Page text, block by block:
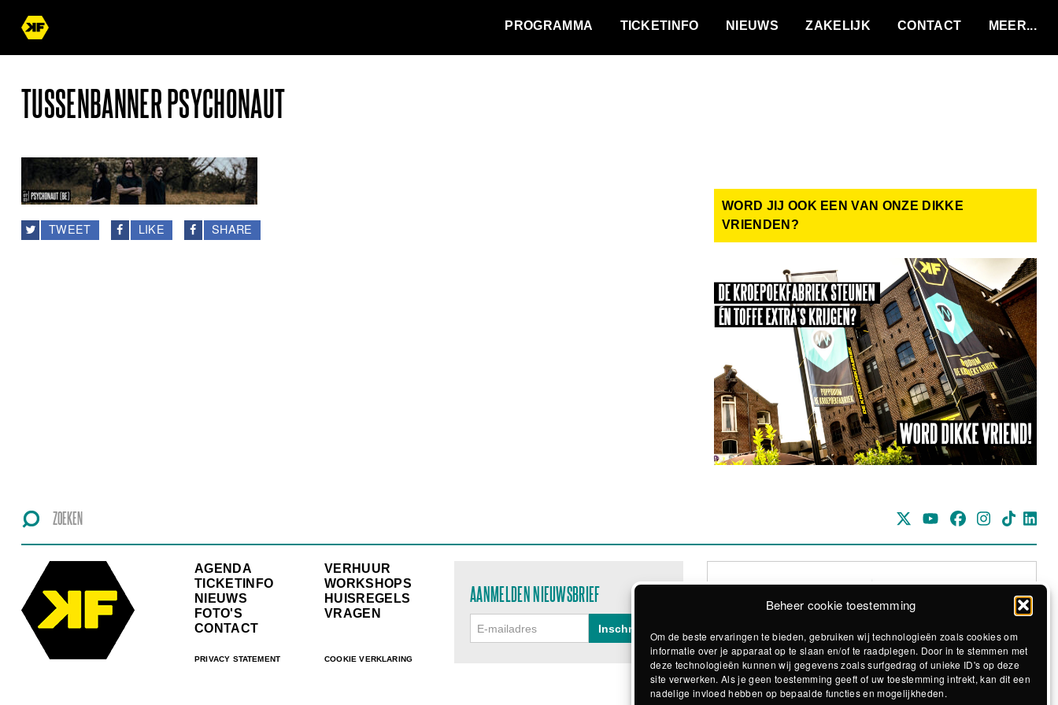
Beheer cookie toestemming
Om de beste ervaringen te bieden, gebruiken wij technologieën zoals cookies om
informatie over je apparaat op te slaan en/of te raadplegen. Door in te stemmen met
deze technologieën kunnen wij gegevens zoals surfgedrag of unieke ID's op deze
site verwerken. Als je geen toestemming geeft of uw toestemming intrekt, kan dit een
nadelige invloed hebben op bepaalde functies en mogelijkheden.
PROGRAMMA TICKETINFO NIEUWS ZAKELIJK CONTACT
TUSSENBANNER PSYCHONAUT
TWEET LIKE SHARE
WORD JIJ OOK EEN VAN ONZE DIKKE
VRIENDEN?
AGENDA
TICKETINFO
NIEUWS
FOTO'S
CONTACT
PRIVACY STATEMENT
VERHUUR
WORKSHOPS
HUISREGELS
VRAGEN
COOKIE VERKLARING
AANMELDEN NIEUWSBRIEF
Realisatie The MindOffice